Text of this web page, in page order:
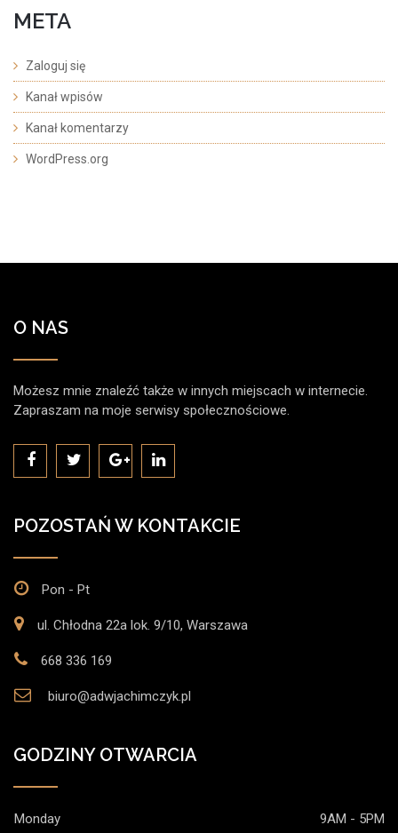
META
Zaloguj się
Kanał wpisów
Kanał komentarzy
WordPress.org
O NAS
Możesz mnie znaleźć także w innych miejscach w internecie.
Zapraszam na moje serwisy społecznościowe.
POZOSTAŃ W KONTAKCIE
Pon - Pt
ul. Chłodna 22a lok. 9/10, Warszawa
668 336 169
biuro@adwjachimczyk.pl
GODZINY OTWARCIA
Monday 9AM - 5PM